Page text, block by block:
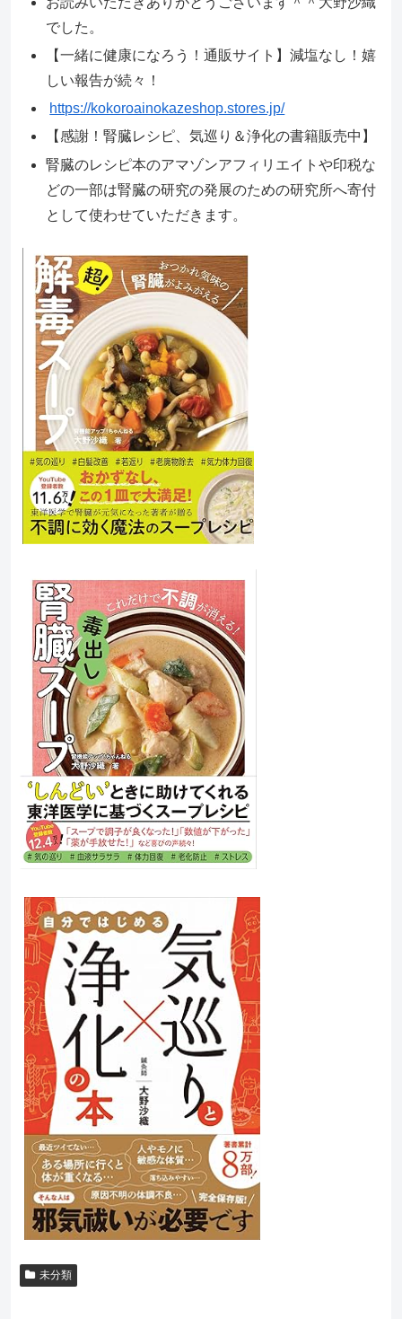
でした。
【一緒に健康になろう！通販サイト】減塩なし！嬉
しい報告が続々！
https://kokoroainokazeshop.stores.jp/
【感謝！腎臓レシピ、気巡り＆浄化の書籍販売中】
腎臓のレシピ本のアマゾンアフィリエイトや印税な
どの一部は腎臓の研究の発展のための研究所へ寄付
として使わせていただきます。
未分類